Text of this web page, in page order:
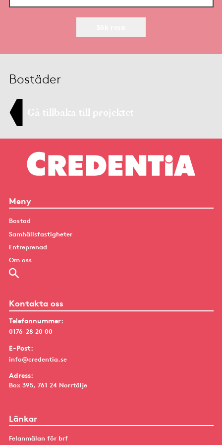
Bostäder
Gå tillbaka till projektet
Meny
Bostad
Samhällsfastigheter
Entreprenad
Om oss
Kontakta oss
Telefonnummer:
0176-28 20 00
E-Post:
info@credentia.se
Adress:
Box 395, 761 24 Norrtälje
Länkar
Felanmälan för brf